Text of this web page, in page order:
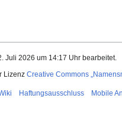
Juli 2026 um 14:17 Uhr bearbeitet.
Lizenz Creative Commons
Haftungsausschluss Mobile